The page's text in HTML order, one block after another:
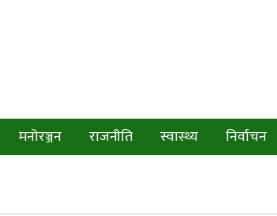
मनोरञ्जन राजनीति स्वास्थ्य निर्वाचन